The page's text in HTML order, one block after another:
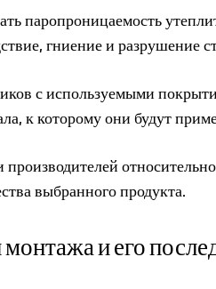
паропроницаемость
гниение и разрушение
с используемыми
к которому они будут
выбранного продукта.
и его